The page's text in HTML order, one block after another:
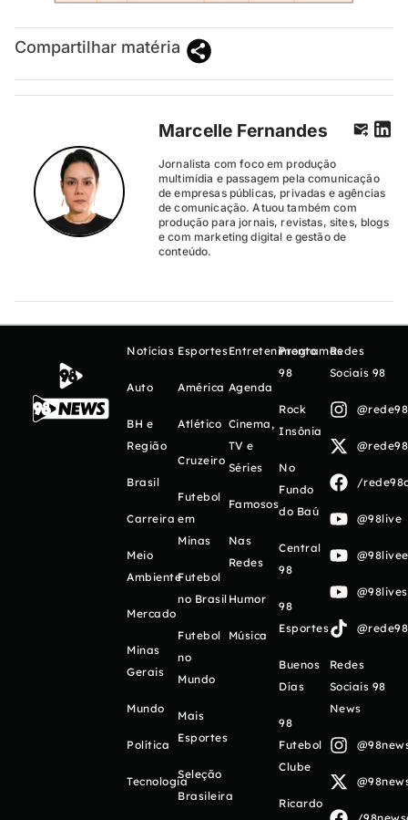
Compartilhar matéria
Marcelle Fernandes
Jornalista com foco em produção
multimídia e passagem pela comunicação
de empresas públicas, privadas e agências
de comunicação. Atuou também com
produção para jornais, revistas, sites, blogs
e com marketing digital e gestão de
conteúdo.
Notícias
Auto
BH e
Região
Brasil
Carreira
Meio
Ambiente
Mercado
Minas
Gerais
Mundo
Política
Tecnologia
Esportes
América
Atlético
Cruzeiro
Futebol
em
Minas
Futebol
no Brasil
Futebol
no
Mundo
Mais
Esportes
Seleção
Brasileira
Entretenimento
Agenda
Cinema,
TV e
Séries
Famosos
Nas
Redes
Humor
Música
Programas
98
Rock
Insônia
No
Fundo
do Baú
Central
98
98
Esportes
Buenos
Días
98
Futebol
Clube
Ricardo
Redes
Sociais 98
/
@98live
Redes
Sociais 98
News